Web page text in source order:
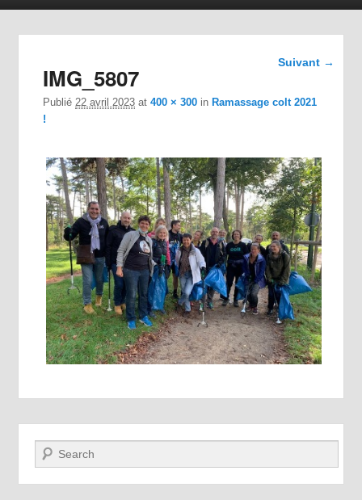
Navigation
Suivant →
IMG_5807
Publié22 avril 2023 at400 × 300 in Ramassage colt 2021
!
Recherche